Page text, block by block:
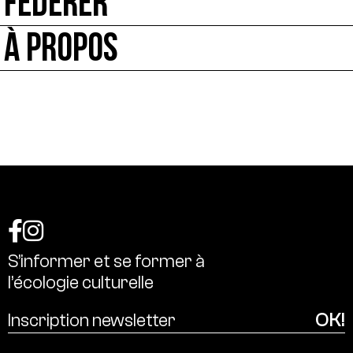
À PROPOS
S’informer et se former à
l’écologie culturelle